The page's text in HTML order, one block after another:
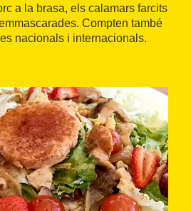
a la brasa, els calamars farcits
Compten també
nacionals i internacionals.